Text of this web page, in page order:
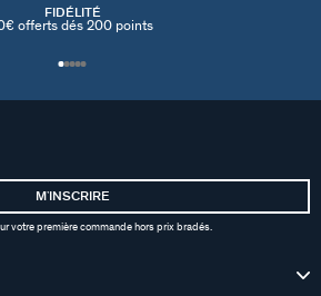
FIDÉLITÉ
offerts dés 200 points
MʼINSCRIRE
votre première commande hors prix bradés.